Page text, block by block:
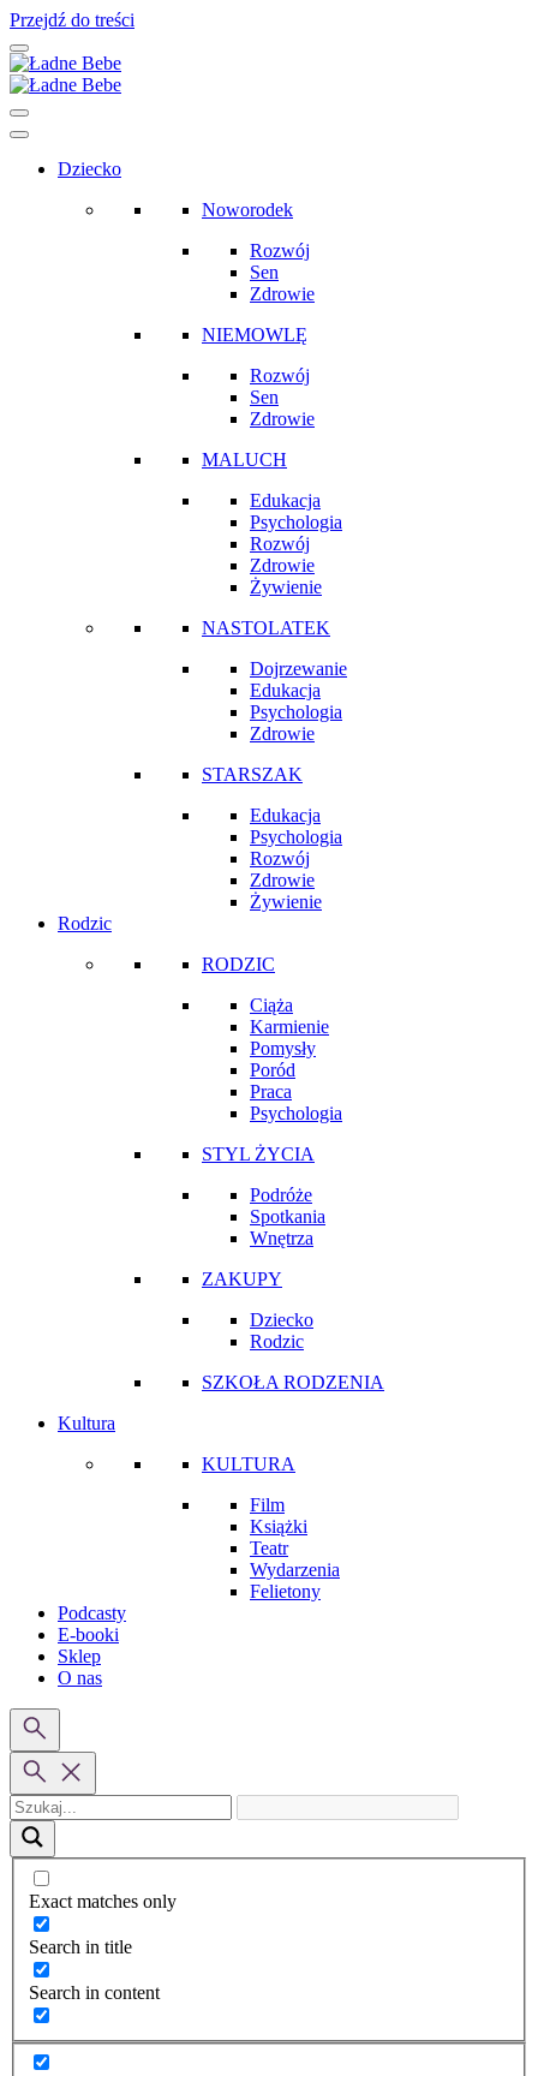
Przejdź do treści
Main
Navigation
Dziecko
Noworodek
Rozwój
Sen
Zdrowie
NIEMOWLĘ
Rozwój
Sen
Zdrowie
MALUCH
Edukacja
Psychologia
Rozwój
Zdrowie
Żywienie
NASTOLATEK
Dojrzewanie
Edukacja
Psychologia
Zdrowie
STARSZAK
Edukacja
Psychologia
Rozwój
Zdrowie
Żywienie
Rodzic
RODZIC
Ciąża
Karmienie
Pomysły
Poród
Praca
Psychologia
STYL ŻYCIA
Podróże
Spotkania
Wnętrza
ZAKUPY
Dziecko
Rodzic
SZKOŁA RODZENIA
Kultura
KULTURA
Film
Książki
Teatr
Wydarzenia
Felietony
Podcasty
E-booki
Sklep
O nas
Exact matches only
Search in title
Search in content